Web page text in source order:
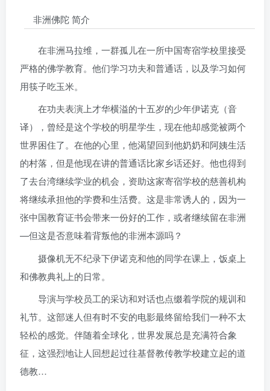
非洲佛陀 简介
在非洲马拉维，一群孤儿在一所中国寄宿学校里接受
严格的佛学教育。他们学习功夫和普通话，以及学习如何
用筷子吃玉米。
在功夫表演上才华横溢的十五岁的少年伊诺克（音
译），曾经是这个学校的明星学生，现在他却感觉被两个
世界困住了。在他的心里，他渴望回到他奶奶和阿姨生活
的村落，但是他现在讲的普通话比家乡话还好。他也得到
了去台湾继续学业的机会，资助这家寄宿学校的慈善机构
将继续承担他的学费和生活费。这是非常诱人的，因为一
张中国教育证书会带来一份好的工作，或者继续留在非洲
—但这是否意味着背叛他的非洲本源吗？
摄像机无不纪录下伊诺克和他的同学在课上，饭桌上
和佛教典礼上的日常。
导演与学校员工的采访和对话也点缀着学院的规训和
礼节。这部迷人但有时不安的电影最终留给我们一种不太
轻松的感觉。伴随着全球化，世界发展总是充满符合象
征，这强烈地让人回想起过往基督教传教学校建立起的道
德教…